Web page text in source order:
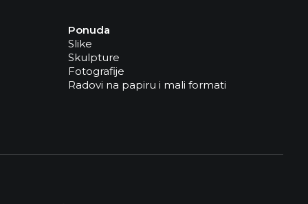
Ponuda
Slike
Skulpture
Fotografije
Radovi na papiru i mali formati